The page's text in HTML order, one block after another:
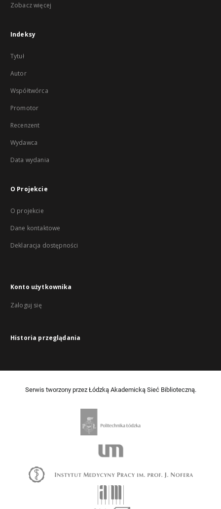
Zobacz więcej
Indeksy
Tytuł
Autor
Współtwórca
Promotor
Recenzent
Wydawca
Data wydania
O Projekcie
O projekcie
Dane kontaktowe
Deklaracja dostępności
Konto użytkownika
Zaloguj się
Historia przeglądania
Serwis tworzony przez Łódzką Akademicką Sieć Biblioteczną.